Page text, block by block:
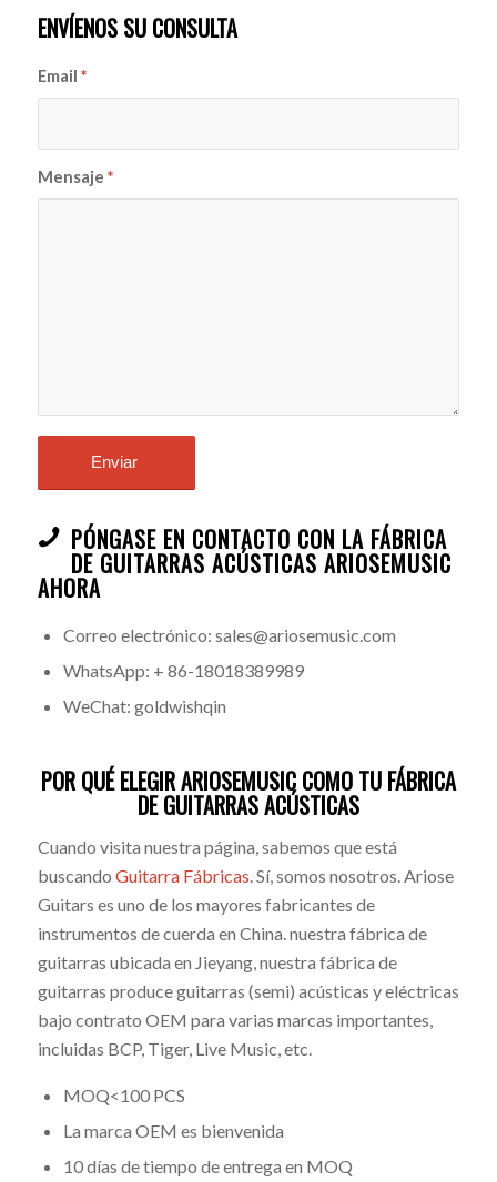
ENVÍENOS SU CONSULTA
Email *
Mensaje *
PÓNGASE EN CONTACTO CON LA FÁBRICA
DE GUITARRAS ACÚSTICAS ARIOSEMUSIC
AHORA
Correo electrónico: sales@ariosemusic.com
WhatsApp: + 86-18018389989
WeChat: goldwishqin
POR QUÉ ELEGIR ARIOSEMUSIC COMO TU FÁBRICA
DE GUITARRAS ACÚSTICAS
Cuando visita nuestra página, sabemos que está
buscando Guitarra Fábricas . Sí, somos nosotros. Ariose
Guitars es uno de los mayores fabricantes de
instrumentos de cuerda en China. nuestra fábrica de
guitarras ubicada en Jieyang, nuestra fábrica de
guitarras produce guitarras (semi) acústicas y eléctricas
bajo contrato OEM para varias marcas importantes,
incluidas BCP, Tiger, Live Music, etc.
MOQ<100 PCS
La marca OEM es bienvenida
10 días de tiempo de entrega en MOQ